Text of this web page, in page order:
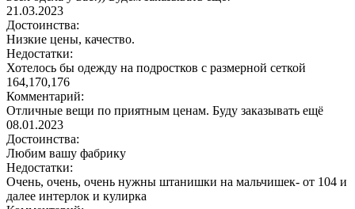
21.03.2023
Достоинства:
Низкие цены, качество.
Недостатки:
Хотелось бы одежду на подростков с размерной сеткой
164,170,176
Комментарий:
Отличные вещи по приятным ценам. Буду заказывать ещё
08.01.2023
Достоинства:
Любим вашу фабрику
Недостатки:
Очень, очень, очень нужны штанишки на мальчишек- от 104 и
далее интерлок и кулирка